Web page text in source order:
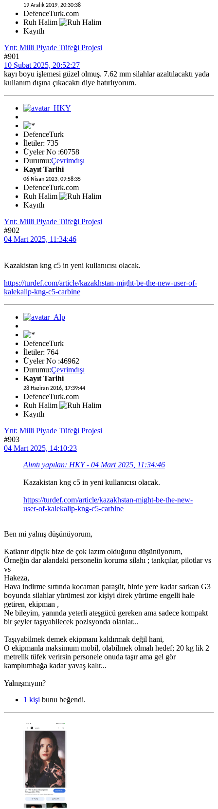
19 Aralık 2019, 20:30:38
DefenceTurk.com
Ruh Halim
Kayıtlı
Ynt: Milli Piyade Tüfeği Projesi
#901
10 Şubat 2025, 20:52:27
kayı boyu işlemesi güzel olmuş. 7.62 mm silahlar azaltılacaktı yada
kullanım dışına çıkacaktı diye hatırlıyorum.
DefenceTurk
İletiler: 735
Üyeler No :60758
Durumu:Çevrimdışı
Kayıt Tarihi
06 Nisan 2023, 09:58:35
DefenceTurk.com
Ruh Halim
Kayıtlı
Ynt: Milli Piyade Tüfeği Projesi
#902
04 Mart 2025, 11:34:46
Kazakistan kng c5 in yeni kullanıcısı olacak.
https://turdef.com/article/kazakhstan-might-be-the-new-user-of-
kalekalip-kng-c5-carbine
DefenceTurk
İletiler: 764
Üyeler No :46962
Durumu:Çevrimdışı
Kayıt Tarihi
28 Haziran 2016, 17:39:44
DefenceTurk.com
Ruh Halim
Kayıtlı
Ynt: Milli Piyade Tüfeği Projesi
#903
04 Mart 2025, 14:10:23
Alıntı yapılan: HKY - 04 Mart 2025, 11:34:46
Kazakistan kng c5 in yeni kullanıcısı olacak.
https://turdef.com/article/kazakhstan-might-be-the-new-
user-of-kalekalip-kng-c5-carbine
Ben mi yalnış düşünüyorum,
Katlanır dipçik bize de çok lazım olduğunu düşünüyorum,
Örneğin dar alandaki personelin koruma silahı ; tankçılar, pilotlar vs
vs
Hakeza,
Hava indirme sırtında kocaman paraşüt, birde yere kadar sarkan G3
boyunda silahlar yürümesi zor kişiyi direk yürüme engelli hale
getiren, ekipman ,
Ne bileyim, yanında yeterli ateşgücü gereken ama sadece kompakt
bir şeyler taşıyabilecek pozisyonda olanlar...
Taşıyabilmek demek ekipmanı kaldırmak değil hani,
O ekipmanla maksimum mobil, olabilmek olmalı hedef; 20 kg lik 2
metrelik tüfek verirsin personele onuda taşır ama gel gör
kamplumbağa kadar yavaş kalır...
Yalnışmıyım?
1 kişi bunu beğendi.